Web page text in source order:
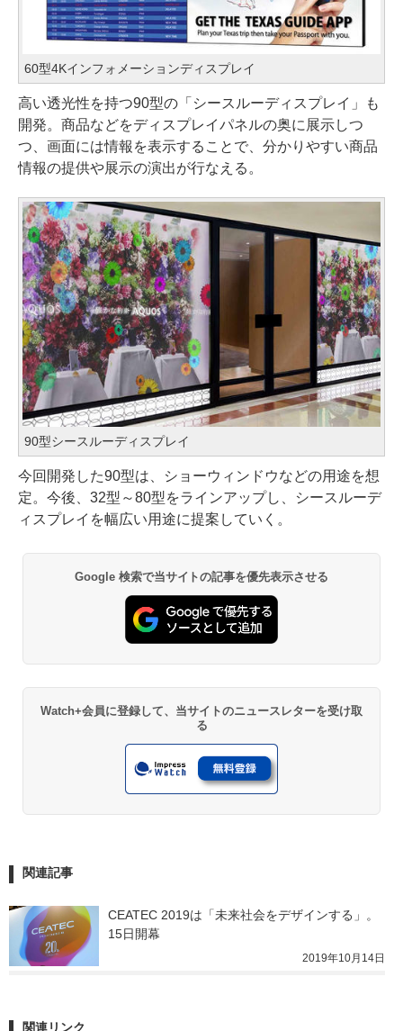
60型4Kインフォメーションディスプレイ
高い透光性を持つ90型の「シースルーディスプレイ」も
開発。商品などをディスプレイパネルの奥に展示しつ
つ、画面には情報を表示することで、分かりやすい商品
情報の提供や展示の演出が行なえる。
90型シースルーディスプレイ
今回開発した90型は、ショーウィンドウなどの用途を想
定。今後、32型～80型をラインアップし、シースルーデ
ィスプレイを幅広い用途に提案していく。
Google 検索で当サイトの記事を優先表示させる
Watch+会員に登録して、当サイトのニュースレターを受け取
る
関連記事
CEATEC 2019は「未来社会をデザインする」。
15日開幕
2019年10月14日
関連リンク